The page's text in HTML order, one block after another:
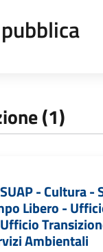
(1)
- Cultura -
Libero -
Ambientali